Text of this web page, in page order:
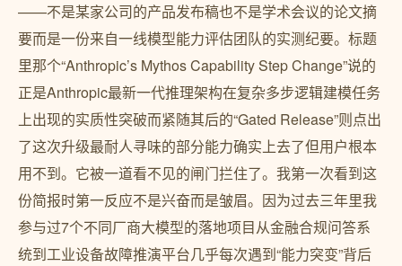
——不是某家公司的产品发布稿也不是学术会议的论文摘
要而是一份来自一线模型能力评估团队的实测纪要。标题
里那个“Anthropic’s Mythos Capability Step Change”说的
正是Anthropic最新一代推理架构在复杂多步逻辑建模任务
上出现的实质性突破而紧随其后的“Gated Release”则点出
了这次升级最耐人寻味的部分能力确实上去了但用户根本
用不到。它被一道看不见的闸门拦住了。我第一次看到这
份简报时第一反应不是兴奋而是皱眉。因为过去三年里我
参与过7个不同厂商大模型的落地项目从金融合规问答系
统到工业设备故障推演平台几乎每次遇到“能力突变”背后